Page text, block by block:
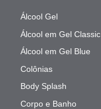
Álcool Gel
Álcool em Gel Classic
Álcool em Gel Blue
Colônias
Body Splash
Corpo e Banho